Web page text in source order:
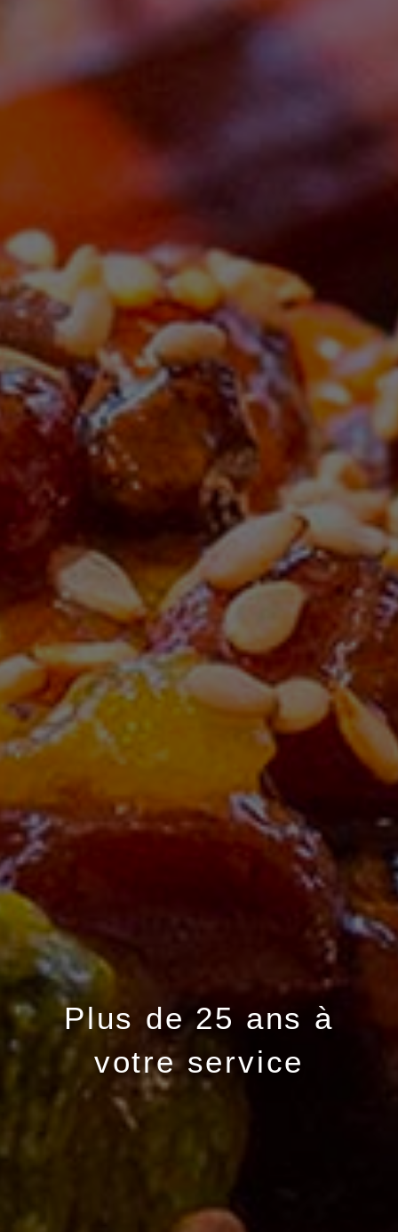
Plus de 25 ans à
votre service